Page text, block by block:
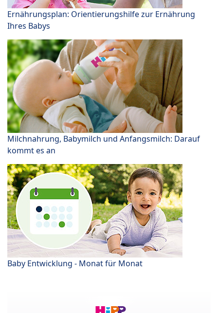
Ernährungsplan: Orientierungshilfe zur Ernährung
Ihres Babys
Milchnahrung, Babymilch und Anfangsmilch: Darauf
kommt es an
Baby Entwicklung - Monat für Monat